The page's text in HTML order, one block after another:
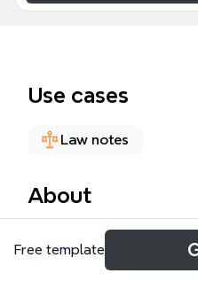
Use cases
Law notes
About
El Derecho Probatorio es
procesal que regula la
Free template